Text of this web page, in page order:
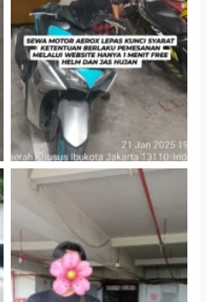
Gedung Parkir P6A